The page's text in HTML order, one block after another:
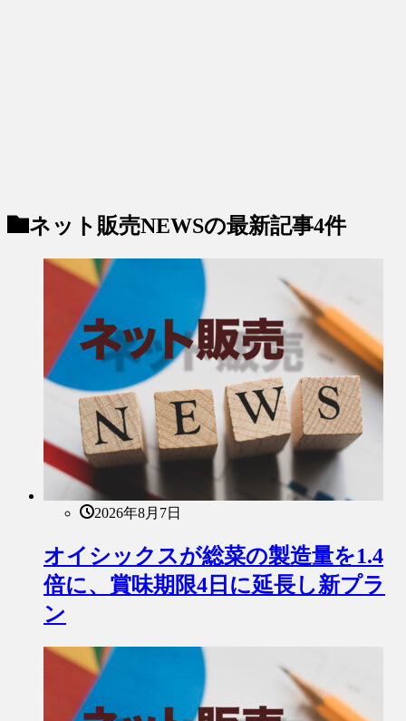
ネット販売NEWSの最新記事4件
2026年8月7日
オイシックスが総菜の製造量を1.4
倍に、賞味期限4日に延長し新プラ
ン